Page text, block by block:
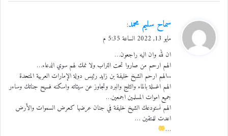
ي
ل
سماح سليم محمد:
مايو 13, 2022 الساعة 5:35 م
ان لله وان اليه راجعون…
الهم ارحم من صاروا تحت التراب ولا نمك لهم سوي الدعاء…
..الهم ارحم الشبخ خليفة بن زايد رئيس دولة الإمارات العربية المتحدة
الهم اغسلة بالماء والثلج والبرد وتجاوز عن سيئاته واسكنه فسيح جناتك وساءر
جميع اموات المسلمين اجمعين…
الهم نستودعك الشيخ خليفة في جنان عرضها كعرض السموات والأرض
اعدت للمتقين …
…